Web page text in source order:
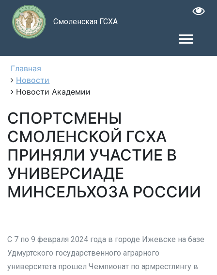
Смоленская ГСХА
Главная
Новости
Новости Академии
СПОРТСМЕНЫ
СМОЛЕНСКОЙ ГСХА
ПРИНЯЛИ УЧАСТИЕ В
УНИВЕРСИАДЕ
МИНСЕЛЬХОЗА РОССИИ
С 7 по 9 февраля 2024 года в городе Ижевске на базе
Удмуртского государственного аграрного
университета прошел Чемпионат по армрестлингу в